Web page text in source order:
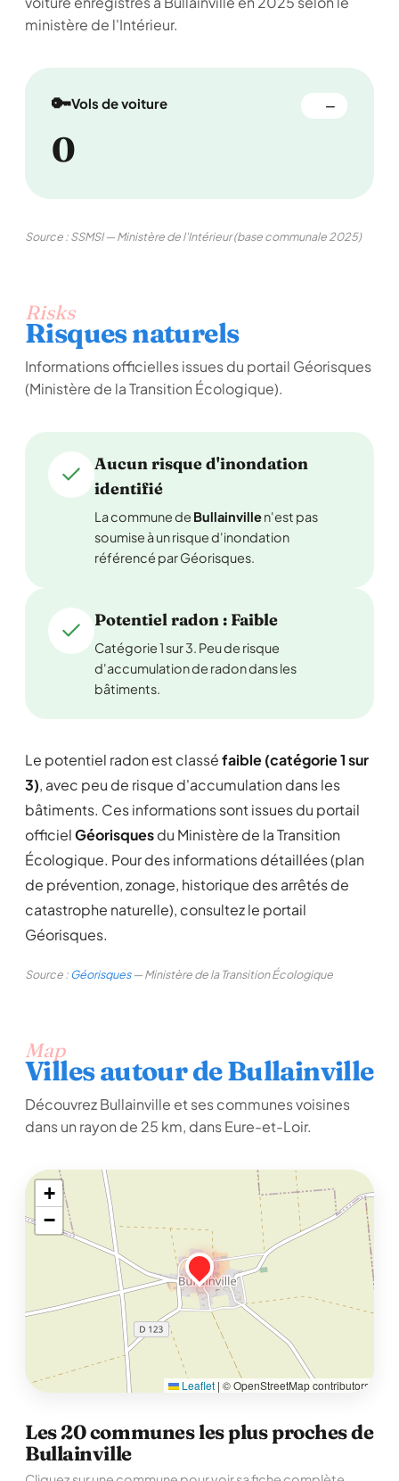
ministère de l'Intérieur.
🔑Vols de voiture —
0
Source : SSMSI — Ministère de l'Intérieur (base communale 2025)
Risks
Risques naturels
Informations officielles issues du portail Géorisques
(Ministère de la Transition Écologique).
Aucun risque d'inondation
identifié
La commune de Bullainvillen'est pas
soumise à un risque d'inondation
référencé par Géorisques.
Potentiel radon : Faible
Catégorie 1 sur 3. Peu de risque
d'accumulation de radon dans les
bâtiments.
Le potentiel radon est classéfaible (catégorie 1 sur
3), avec peu de risque d'accumulation dans les
bâtiments. Ces informations sont issues du portail
officielGéorisquesdu Ministère de la Transition
Écologique. Pour des informations détaillées (plan
de prévention, zonage, historique des arrêtés de
catastrophe naturelle), consultez le portail
Géorisques.
Source :Géorisques— Ministère de la Transition Écologique
Map
Villes autour de Bullainville
Découvrez Bullainville et ses communes voisines
dans un rayon de 25 km, dans Eure-et-Loir.
+
−
Leaflet | © OpenStreetMap contributors
Les 20 communes les plus proches de
Bullainville